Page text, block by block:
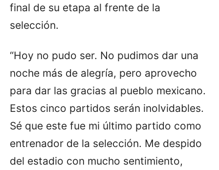
final de su etapa al frente de la
selección.
“Hoy no pudo ser. No pudimos dar una
noche más de alegría, pero aprovecho
para dar las gracias al pueblo mexicano.
Estos cinco partidos serán inolvidables.
Sé que este fue mi último partido como
entrenador de la selección. Me despido
del estadio con mucho sentimiento,